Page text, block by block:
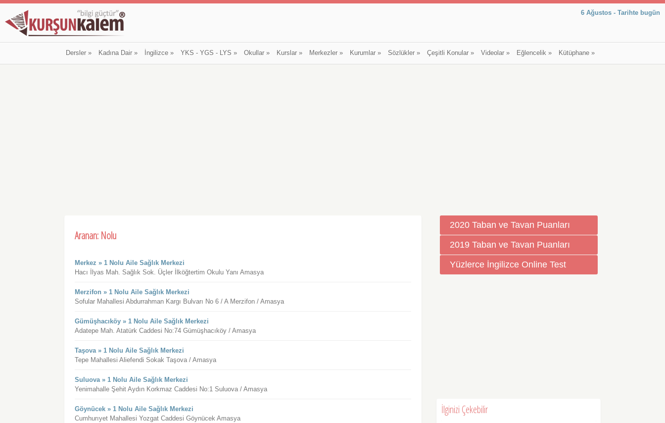
6 Ağustos - Tarihte bugün
Dersler» Kadına Dair» İngilizce» YKS - YGS - LYS » Okullar» Kurslar» Merkezler» Kurumlar» Sözlükler» Çeşitli Konular» Videolar» Eğlencelik» Kütüphane»
Aranan: Nolu
Merkez » 1 Nolu Aile Sağlık Merkezi
Hacı İlyas Mah. Sağlık Sok. Üçler İlköğtertim Okulu Yanı Amasya
Merzifon » 1 Nolu Aile Sağlık Merkezi
Sofular Mahallesi Abdurrahman Kargı Bulvarı No 6 / A Merzifon / Amasya
Gümüşhacıköy » 1 Nolu Aile Sağlık Merkezi
Adatepe Mah. Atatürk Caddesi No:74 Gümüşhacıköy / Amasya
Taşova » 1 Nolu Aile Sağlık Merkezi
Tepe Mahallesi Aliefendi Sokak Taşova / Amasya
Suluova » 1 Nolu Aile Sağlık Merkezi
Yenimahalle Şehit Aydın Korkmaz Caddesi No:1 Suluova / Amasya
Göynücek » 1 Nolu Aile Sağlık Merkezi
Cumhurıyet Mahallesi Yozgat Caddesi Göynücek Amasya
2020 Taban ve Tavan Puanları
2019 Taban ve Tavan Puanları
Yüzlerce İngilizce Online Test
İlginizi Çekebilir